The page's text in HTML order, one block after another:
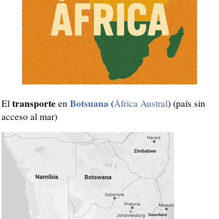
El transporte en Botsuana (África Austral) (país sin
acceso al mar)